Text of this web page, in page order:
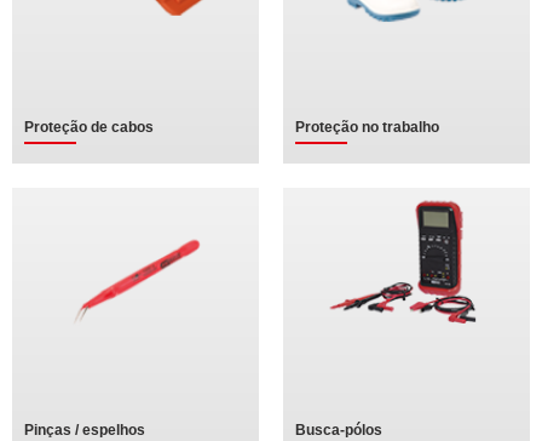
Proteção de cabos Proteção no trabalho
Pinças / espelhos Busca-pólos